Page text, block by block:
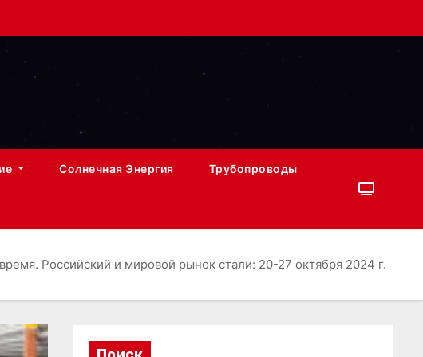
Солнечная Энергия Трубопроводы
Российский и мировой рынок стали: 20-27 октября 2024 г.